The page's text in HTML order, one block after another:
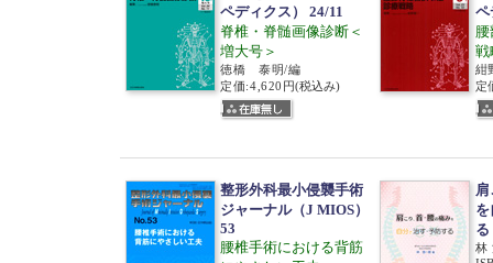
ペディクス） 24/11
脊椎・脊髄画像診断＜
増大号＞
徳橋 泰明/編
定価:4,620円(税込み)
ペ
戦
紺
定
整形外科最小侵襲手術
ジャーナル（J MIOS）
53
腰椎手術における背筋
る
林